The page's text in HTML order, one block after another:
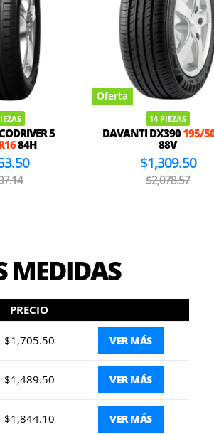
5
84H
Oferta
14 PIEZAS
DAVANTI DX390195/
88V
$1,309.50
$2,078.57
MEDIDAS
PRECIO
$1,705.50 VER MÁS
$1,489.50 VER MÁS
$1,844.10 VER MÁS